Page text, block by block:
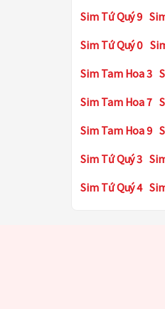
Sim Tứ Quý 9
Sim Tứ Quý 0
Sim Tam Hoa 3
Sim Tam Hoa 7
Sim Tam Hoa 9
Sim Tứ Quý 3
Sim Tứ Quý 4